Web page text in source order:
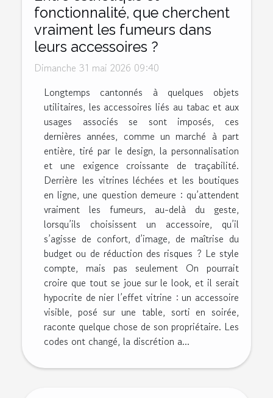
fonctionnalité, que cherchent
vraiment les fumeurs dans
leurs accessoires ?
Dimanche 31 mai 2026 09:40
Longtemps cantonnés à quelques objets
utilitaires, les accessoires liés au tabac et aux
usages associés se sont imposés, ces
dernières années, comme un marché à part
entière, tiré par le design, la personnalisation
et une exigence croissante de traçabilité.
Derrière les vitrines léchées et les boutiques
en ligne, une question demeure : qu’attendent
vraiment les fumeurs, au-delà du geste,
lorsqu’ils choisissent un accessoire, qu’il
s’agisse de confort, d’image, de maîtrise du
budget ou de réduction des risques ? Le style
compte, mais pas seulement On pourrait
croire que tout se joue sur le look, et il serait
hypocrite de nier l’effet vitrine : un accessoire
visible, posé sur une table, sorti en soirée,
raconte quelque chose de son propriétaire. Les
codes ont changé, la discrétion a...